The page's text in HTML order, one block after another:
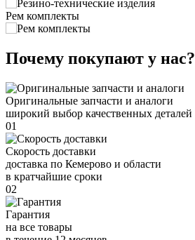
Рем комплекты
Почему покупают у нас?
Оригинальные запчасти и аналоги
широкий выбор качественных деталей
01
Скорость доставки
доставка по Кемерово и области
в кратчайшие сроки
02
Гарантия
на все товары